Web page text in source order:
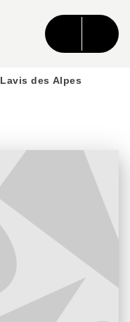
CONTENU
Lavis des Alpes